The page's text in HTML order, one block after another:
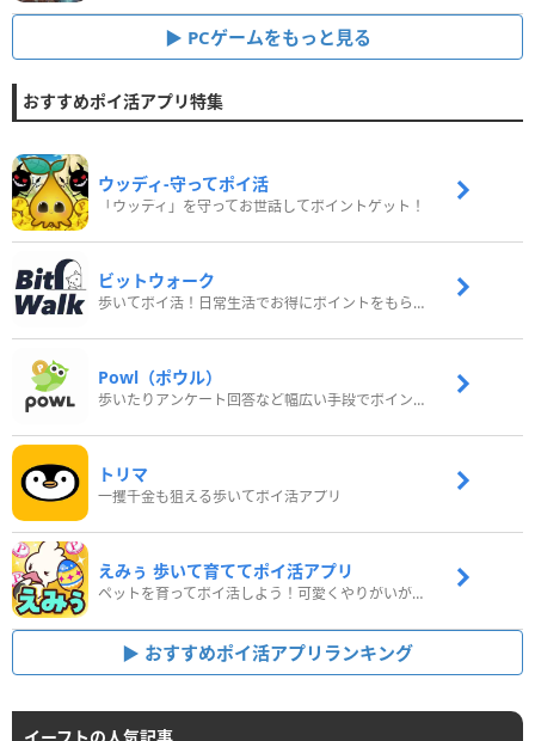
PCゲームをもっと見る
おすすめポイ活アプリ特集
ウッディ‐守ってポイ活
「ウッディ」を守ってお世話してポイントゲット！
ビットウォーク
歩いてポイ活！日常生活でお得にポイントをもらおう
Powl（ポウル）
歩いたりアンケート回答など幅広い手段でポイントをゲット
トリマ
一攫千金も狙える歩いてポイ活アプリ
えみぅ 歩いて育ててポイ活アプリ
ペットを育ってポイ活しよう！可愛くやりがいがある新感覚アプリ
おすすめポイ活アプリランキング